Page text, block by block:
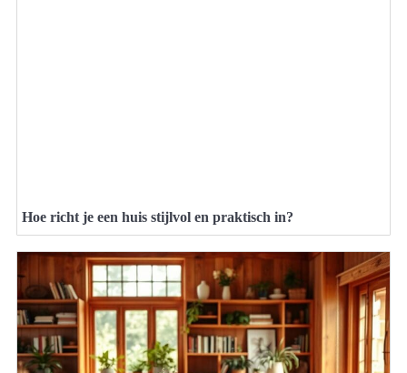
Hoe richt je een huis stijlvol en praktisch in?